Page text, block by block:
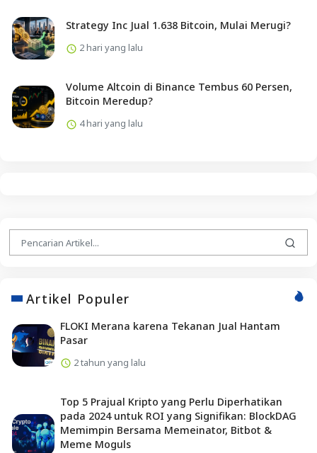
Strategy Inc Jual 1.638 Bitcoin, Mulai Merugi?
2 hari yang lalu
Volume Altcoin di Binance Tembus 60 Persen,
Bitcoin Meredup?
4 hari yang lalu
Artikel Populer
FLOKI Merana karena Tekanan Jual Hantam
Pasar
2 tahun yang lalu
Top 5 Prajual Kripto yang Perlu Diperhatikan
pada 2024 untuk ROI yang Signifikan: BlockDAG
Memimpin Bersama Memeinator, Bitbot &
Meme Moguls